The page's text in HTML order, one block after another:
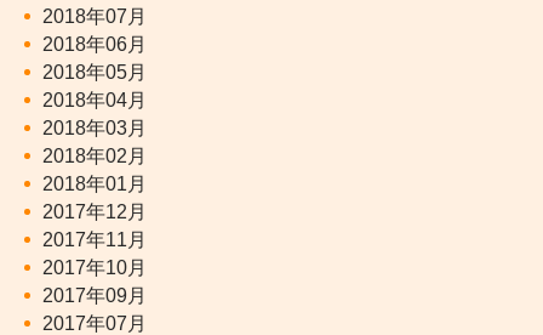
2018年07月
2018年06月
2018年05月
2018年04月
2018年03月
2018年02月
2018年01月
2017年12月
2017年11月
2017年10月
2017年09月
2017年07月